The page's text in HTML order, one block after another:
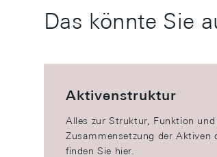
Das könnte Sie
Aktivenstruktur
Alles zur Struktur, Funktion und
Zusammensetzung der Aktiven
finden Sie hier.